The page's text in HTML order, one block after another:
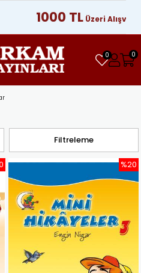
1000 TL Üzeri
0 0
Filtreleme
%20